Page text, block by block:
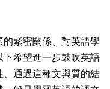
緊密關係、對英語學
希望進一步鼓吹英語
通過這種文與質的結